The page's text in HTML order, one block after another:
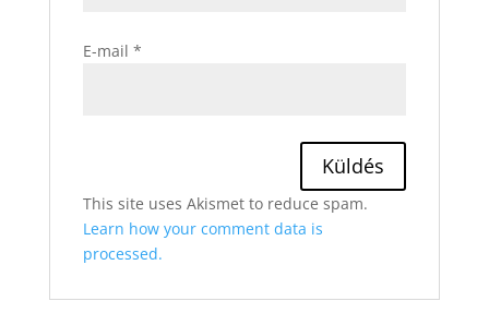
E-mail *
This site uses Akismet to reduce spam.
Learn how your comment data is
processed.